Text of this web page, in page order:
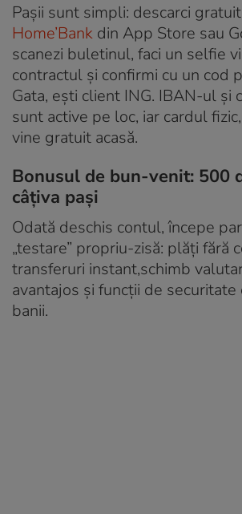
Pașii sunt simpli: descarci gratuit
Home’Bank din App Store sau
scanezi buletinul, faci un selfie
contractul și confirmi cu un cod
Gata, ești client ING. IBAN-ul și
sunt active pe loc, iar cardul
vine gratuit acasă.
Bonusul de bun-venit: 500
câțiva pași
Odată deschis contul, începe
„testare” propriu-zisă: plăți fără
transferuri instant,schimb
avantajos și funcții de securitate
banii.